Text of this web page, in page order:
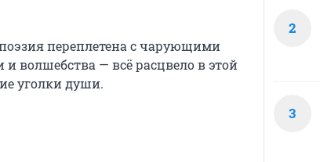
переплетена с чарующими
волшебства — всё расцвело в этой
уголки души.
2
3